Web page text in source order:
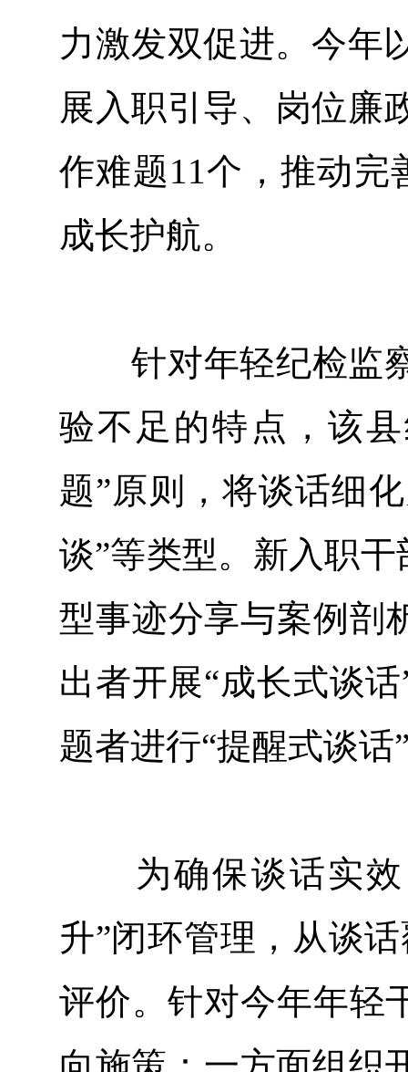
力激发双促进。今年
展入职引导、岗位廉
作难题11个，推动完
成长护航。
针对年轻纪检监察
验不足的特点，该
题”原则，将谈话细
谈”等类型。新入职
型事迹分享与案例剖
出者开展“成长式谈
题者进行“提醒式谈
为确保谈话实效
升”闭环管理，从谈
评价。针对今年年轻